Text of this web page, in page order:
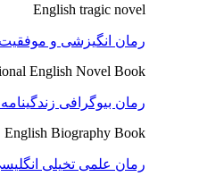
English tragic novel
رمان انگیزشی و
English Novel Book
رمان بیوگرافی
English Biography Book
رمان علمی تخیلی